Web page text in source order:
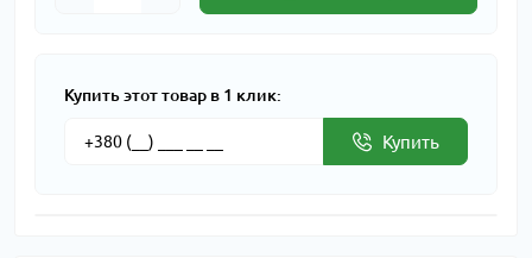
Купить этот товар в 1 клик:
Купить